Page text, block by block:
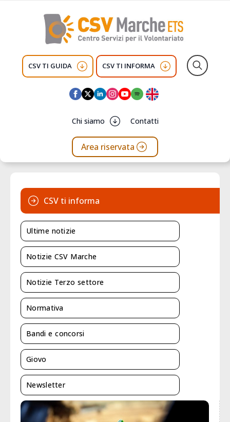
CSV TI GUIDA CSV TI INFORMA
Chi siamo Contatti
Area riservata
CSV ti informa
Ultime notizie
Notizie CSV Marche
Notizie Terzo settore
Normativa
Bandi e concorsi
Giovo
Newsletter